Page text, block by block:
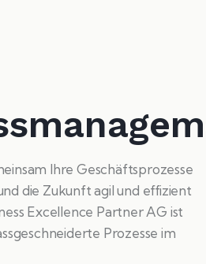
Ihre Geschäftsprozesse
die Zukunft agil und effizient
Excellence Partner AG ist
Prozesse im